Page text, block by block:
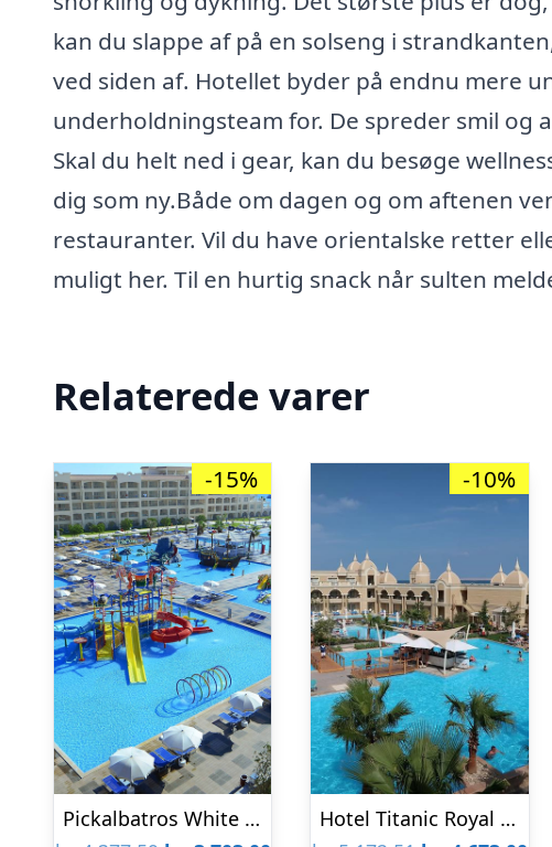
kan du slappe af på en solseng i
ved siden af. Hotellet byder på endnu mere
underholdningsteam for. De spreder smil og
Skal du helt ned i gear, kan du besøge
dig som ny.Både om dagen og om aftenen
restauranter. Vil du have orientalske retter
muligt her. Til en hurtig snack når sulten
Relaterede varer
-15%
Pickalbatros White Beach
-10%
Hotel Titanic Royal Resort